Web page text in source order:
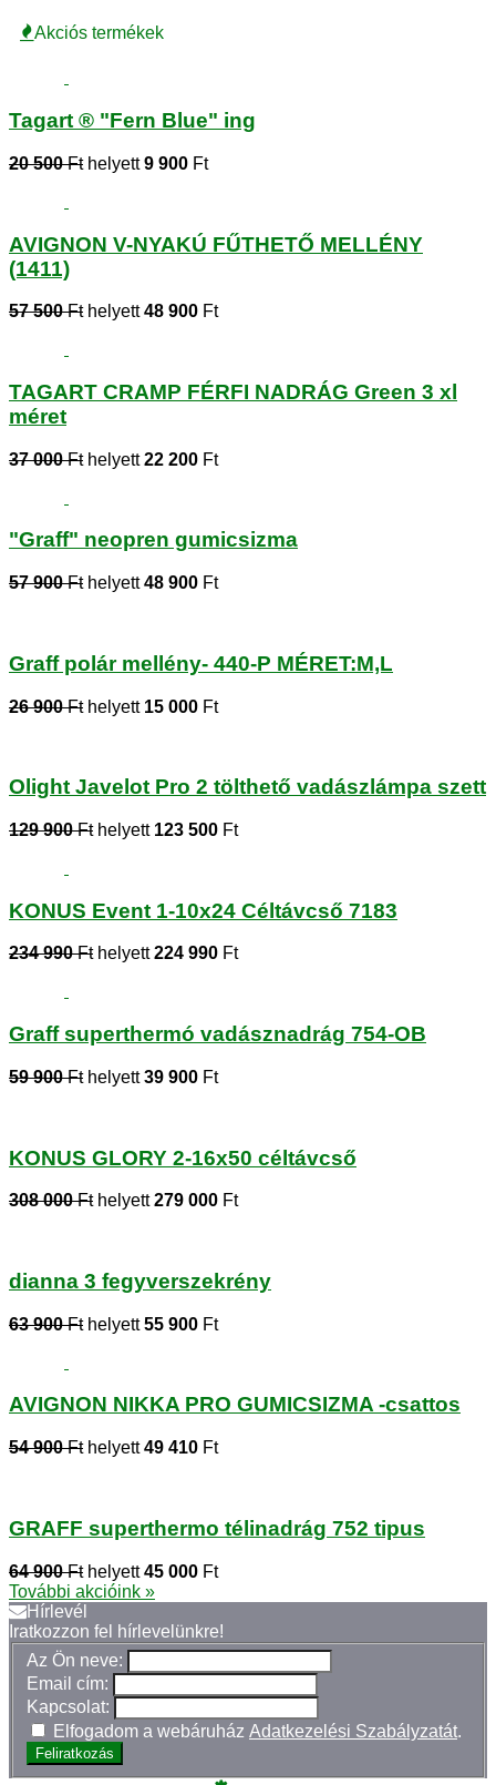
Akciós termékek
Tagart ® "Fern Blue" ing
20 500 Fthelyett9 900 Ft
AVIGNON V-NYAKÚ FŰTHETŐ MELLÉNY
(1411)
57 500 Fthelyett48 900 Ft
TAGART CRAMP FÉRFI NADRÁG Green 3 xl
méret
37 000 Fthelyett22 200 Ft
"Graff" neopren gumicsizma
57 900 Fthelyett48 900 Ft
Graff polár mellény- 440-P MÉRET:M,L
26 900 Fthelyett 15 000 Ft
Olight Javelot Pro 2 tölthető vadászlámpa szett
129 900 Fthelyett 123 500 Ft
KONUS Event 1-10x24 Céltávcső 7183
234 990 Fthelyett224 990 Ft
Graff superthermó vadásznadrág 754-OB
59 900 Fthelyett39 900 Ft
KONUS GLORY 2-16x50 céltávcső
308 000 Fthelyett279 000 Ft
dianna 3 fegyverszekrény
63 900 Fthelyett55 900 Ft
AVIGNON NIKKA PRO GUMICSIZMA -csattos
54 900 Fthelyett49 410 Ft
GRAFF superthermo télinadrág 752 tipus
64 900 Fthelyett45 000 Ft
További akcióink »
Hírlevél
Iratkozzon fel hírlevelünkre!
Az Ön neve:
Email cím:
Kapcsolat:
Elfogadom a webáruház Adatkezelési Szabályzatát.
Feliratkozás